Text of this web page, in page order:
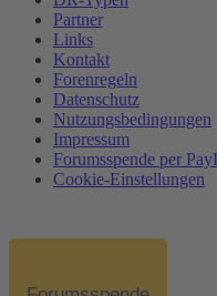
Partner
Links
Kontakt
Forenregeln
Datenschutz
Nutzungsbedingungen
Impressum
Forumsspende per
Cookie-Einstellungen